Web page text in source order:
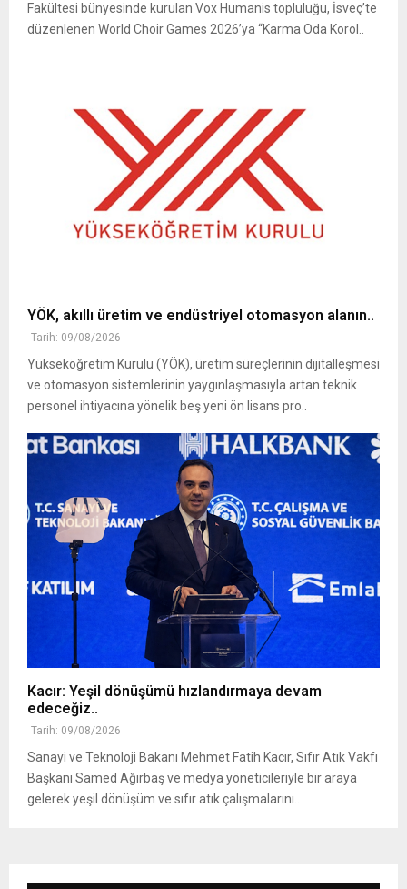
Fakültesi bünyesinde kurulan Vox Humanis topluluğu, İsveç’te
düzenlenen World Choir Games 2026’ya “Karma Oda Korol..
YÖK, akıllı üretim ve endüstriyel otomasyon alanın..
Tarih: 09/08/2026
Yükseköğretim Kurulu (YÖK), üretim süreçlerinin dijitalleşmesi
ve otomasyon sistemlerinin yaygınlaşmasıyla artan teknik
personel ihtiyacına yönelik beş yeni ön lisans pro..
Kacır: Yeşil dönüşümü hızlandırmaya devam
edeceğiz..
Tarih: 09/08/2026
Sanayi ve Teknoloji Bakanı Mehmet Fatih Kacır, Sıfır Atık Vakfı
Başkanı Samed Ağırbaş ve medya yöneticileriyle bir araya
gelerek yeşil dönüşüm ve sıfır atık çalışmalarını..